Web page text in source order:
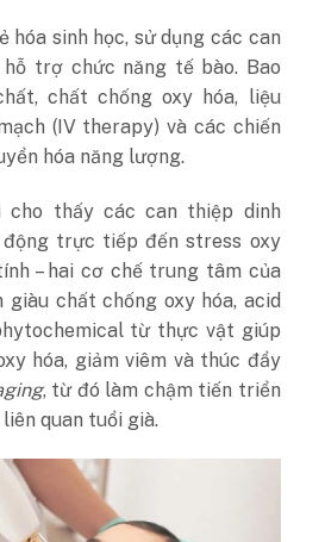
hóa sinh học, sử dụng các can
trợ chức năng tế bào. Bao
chất chống oxy hóa, liệu
(IV therapy) và các chiến
hóa năng lượng.
cho thấy các can thiệp dinh
trực tiếp đến stress oxy
– hai cơ chế trung tâm của
giàu chất chống oxy hóa, acid
từ thực vật giúp
hóa, giảm viêm và thúc đẩy
, từ đó làm chậm tiến triển
quan tuổi già.